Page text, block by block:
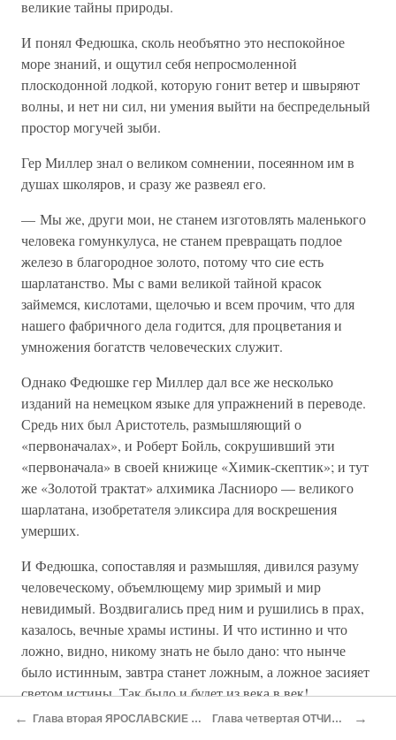
великие тайны природы.
И понял Федюшка, сколь необъятно это неспокойное
море знаний, и ощутил себя непросмоленной
плоскодонной лодкой, которую гонит ветер и швыряют
волны, и нет ни сил, ни умения выйти на беспредельный
простор могучей зыби.
Гер Миллер знал о великом сомнении, посеянном им в
душах школяров, и сразу же развеял его.
— Мы же, други мои, не станем изготовлять маленького
человека гомункулуса, не станем превращать подлое
железо в благородное золото, потому что сие есть
шарлатанство. Мы с вами великой тайной красок
займемся, кислотами, щелочью и всем прочим, что для
нашего фабричного дела годится, для процветания и
умножения богатств человеческих служит.
Однако Федюшке гер Миллер дал все же несколько
изданий на немецком языке для упражнений в переводе.
Средь них был Аристотель, размышляющий о
«первоначалах», и Роберт Бойль, сокрушивший эти
«первоначала» в своей книжице «Химик-скептик»; и тут
же «Золотой трактат» алхимика Ласниоро — великого
шарлатана, изобретателя эликсира для воскрешения
умерших.
И Федюшка, сопоставляя и размышляя, дивился разуму
человеческому, объемлющему мир зримый и мир
невидимый. Воздвигались пред ним и рушились в прах,
казалось, вечные храмы истины. И что истинно и что
ложно, видно, никому знать не было дано: что нынче
было истинным, завтра станет ложным, а ложное засияет
светом истины. Так было и будет из века в век!
«Сделай так, чтоб пожрал он хвост свой» — эта фраза,
← Глава вторая ЯРОСЛАВСКИЕ БЫЛИ Глава четвертая ОТЧИЙ ДОМ →